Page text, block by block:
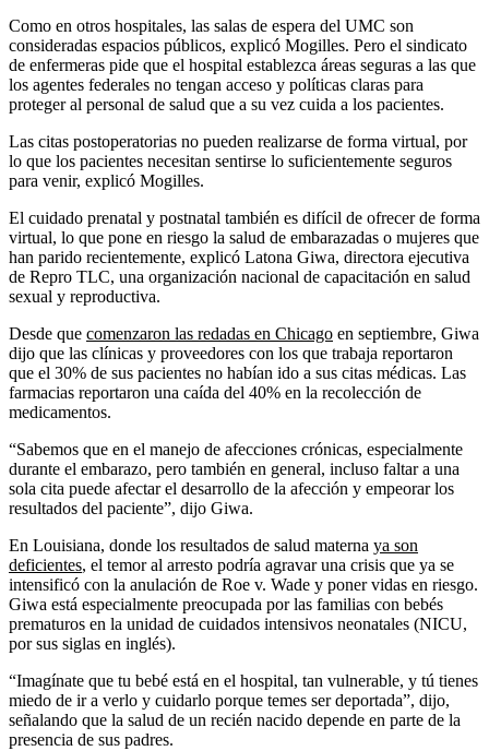
Como en otros hospitales, las salas de espera del UMC son
consideradas espacios públicos, explicó Mogilles. Pero el sindicato
de enfermeras pide que el hospital establezca áreas seguras a las que
los agentes federales no tengan acceso y políticas claras para
proteger al personal de salud que a su vez cuida a los pacientes.
Las citas postoperatorias no pueden realizarse de forma virtual, por
lo que los pacientes necesitan sentirse lo suficientemente seguros
para venir, explicó Mogilles.
El cuidado prenatal y postnatal también es difícil de ofrecer de forma
virtual, lo que pone en riesgo la salud de embarazadas o mujeres que
han parido recientemente, explicó Latona Giwa, directora ejecutiva
de Repro TLC, una organización nacional de capacitación en salud
sexual y reproductiva.
Desde que comenzaron las redadas en Chicago en septiembre, Giwa
dijo que las clínicas y proveedores con los que trabaja reportaron
que el 30% de sus pacientes no habían ido a sus citas médicas. Las
farmacias reportaron una caída del 40% en la recolección de
medicamentos.
“Sabemos que en el manejo de afecciones crónicas, especialmente
durante el embarazo, pero también en general, incluso faltar a una
sola cita puede afectar el desarrollo de la afección y empeorar los
resultados del paciente”, dijo Giwa.
En Louisiana, donde los resultados de salud materna ya son
deficientes, el temor al arresto podría agravar una crisis que ya se
intensificó con la anulación de Roe v. Wade y poner vidas en riesgo.
Giwa está especialmente preocupada por las familias con bebés
prematuros en la unidad de cuidados intensivos neonatales (NICU,
por sus siglas en inglés).
“Imagínate que tu bebé está en el hospital, tan vulnerable, y tú tienes
miedo de ir a verlo y cuidarlo porque temes ser deportada”, dijo,
señalando que la salud de un recién nacido depende en parte de la
presencia de sus padres.